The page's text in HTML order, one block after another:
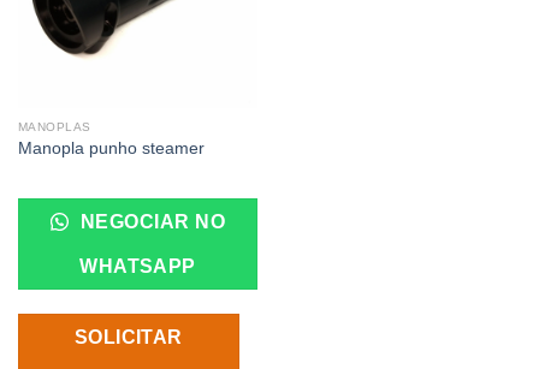
MANOPLAS
Manopla punho steamer
NEGOCIAR NO
WHATSAPP
SOLICITAR